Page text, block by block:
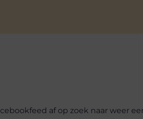
af op zoek naar weer